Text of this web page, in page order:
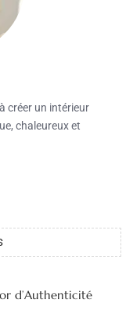
créer un intérieur
chaleureux et
d’Authenticité